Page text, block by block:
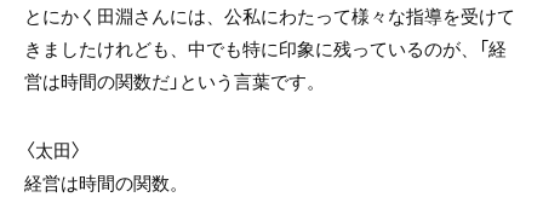
とにかく田淵さんには、公私にわたって様々な指導を受けて
きましたけれども、中でも特に印象に残っているのが、「経
営は時間の関数だ」という言葉です。
〈太田〉
経営は時間の関数。